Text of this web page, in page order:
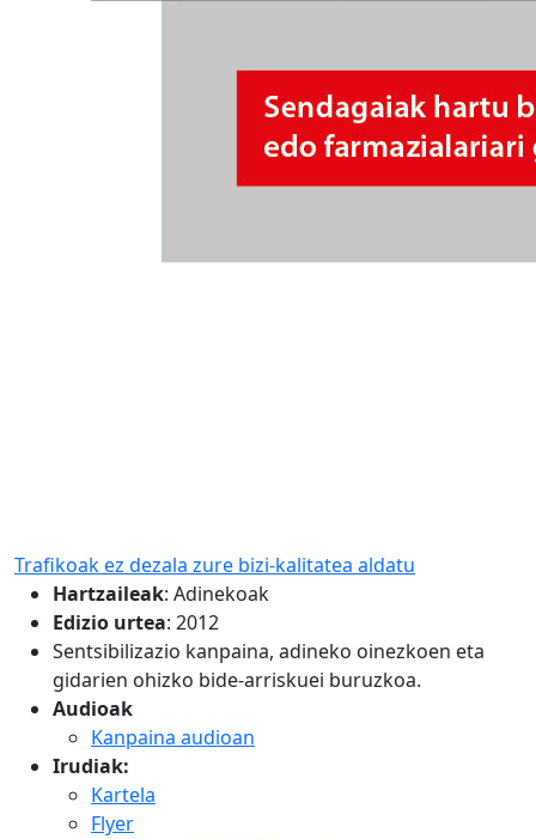
Trafikoak ez dezala zure bizi-kalitatea aldatu
Hartzaileak: Adinekoak
Edizio urtea: 2012
Sentsibilizazio kanpaina, adineko oinezkoen eta
gidarien ohizko bide-arriskuei buruzkoa.
Audioak
Kanpaina audioan
Irudiak:
Kartela
Flyer